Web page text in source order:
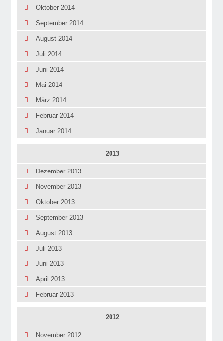
Oktober 2014
September 2014
August 2014
Juli 2014
Juni 2014
Mai 2014
März 2014
Februar 2014
Januar 2014
2013
Dezember 2013
November 2013
Oktober 2013
September 2013
August 2013
Juli 2013
Juni 2013
April 2013
Februar 2013
2012
November 2012